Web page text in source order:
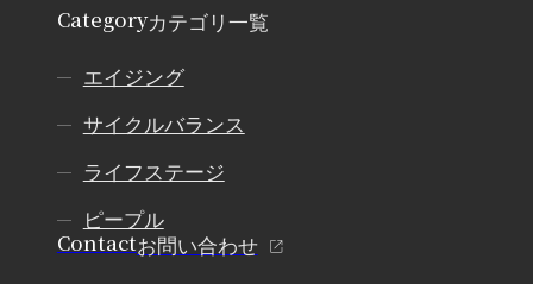
カテゴリ一覧
Category
エイジング
サイクルバランス
ライフステージ
ピープル
お問い合わせ
Contact